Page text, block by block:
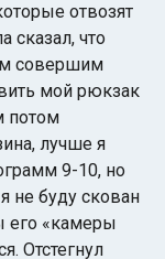
отвозят
сказал, что
совершим
мой рюкзак
потом
лучше я
9-10, но
не буду скован
его «камеры
Отстегнул